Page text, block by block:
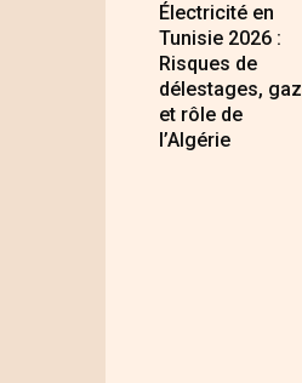
Électricité en
Tunisie 2026 :
Risques de
délestages, gaz
et rôle de
l’Algérie